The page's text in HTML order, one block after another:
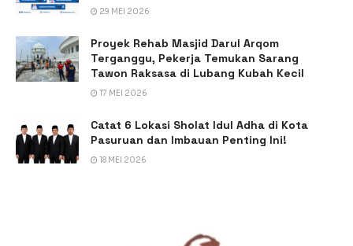
29 MEI 2026
Proyek Rehab Masjid Darul Arqom
Terganggu, Pekerja Temukan Sarang
Tawon Raksasa di Lubang Kubah Kecil
17 MEI 2026
Catat 6 Lokasi Sholat Idul Adha di Kota
Pasuruan dan Imbauan Penting Ini!
18 MEI 2026